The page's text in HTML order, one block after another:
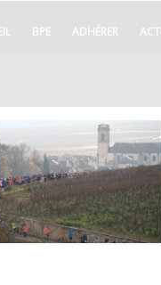
BPE ADHÉRER